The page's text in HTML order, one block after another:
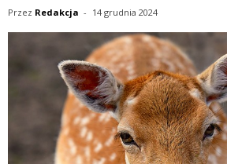
Przez Redakcja - 14 grudnia 2024